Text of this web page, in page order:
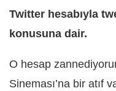
Twitter hesabıyla
konusuna dair.
O hesap
Sineması’na bir atıf